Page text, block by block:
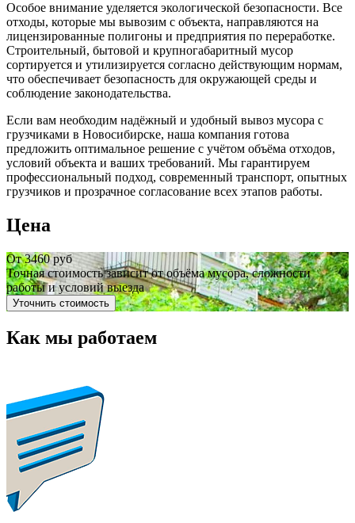
Особое внимание уделяется экологической безопасности. Все
отходы, которые мы вывозим с объекта, направляются на
лицензированные полигоны и предприятия по переработке.
Строительный, бытовой и крупногабаритный мусор
сортируется и утилизируется согласно действующим нормам,
что обеспечивает безопасность для окружающей среды и
соблюдение законодательства.
Если вам необходим надёжный и удобный вывоз мусора с
грузчиками в Новосибирске, наша компания готова
предложить оптимальное решение с учётом объёма отходов,
условий объекта и ваших требований. Мы гарантируем
профессиональный подход, современный транспорт, опытных
грузчиков и прозрачное согласование всех этапов работы.
Цена
От 3460 руб
Точная стоимость зависит от объёма мусора, сложности
работы и условий выезда
Уточнить стоимость
Как мы работаем